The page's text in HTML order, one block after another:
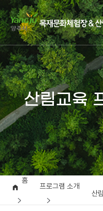
산림교육
홈
프로그램 소개
산